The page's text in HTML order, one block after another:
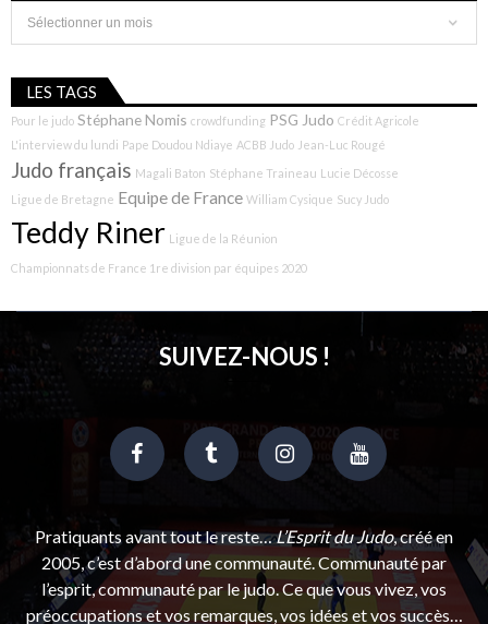
Archives
LES TAGS
Pour le judo Stéphane Nomis crowdfunding PSG Judo Crédit Agricole
L'interview du lundi Pape Doudou Ndiaye ACBB Judo Jean-Luc Rougé
Judo français Magali Baton Stéphane Traineau Lucie Décosse
Ligue de Bretagne Equipe de France William Cysique Sucy Judo
Teddy Riner Ligue de la Réunion
Championnats de France 1re division par équipes 2020
SUIVEZ-NOUS !
Pratiquants avant tout le reste…L’Esprit du Judo, créé en
2005, c’est d’abord une communauté. Communauté par
l’esprit, communauté par le judo. Ce que vous vivez, vos
préoccupations et vos remarques, vos idées et vos succès…